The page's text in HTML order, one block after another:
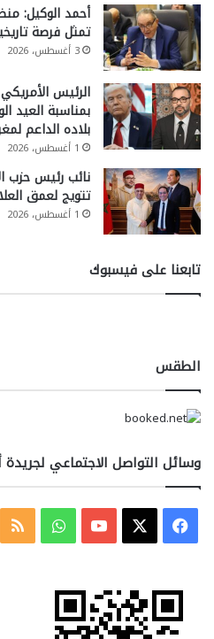
أحمد الوكيل:
تمثل فرصة
3 أغسطس، 2026
الرئيس
بمناسبة العيد
بلاده الداعم
1 أغسطس، 2026
نائب رئيس حزب
تتويج لعمق
1 أغسطس، 2026
تابعنا على فيسبوك
الطقس
وسائل التواصل الاجتماعي
فيسبوك ‫YouTubeواتساب